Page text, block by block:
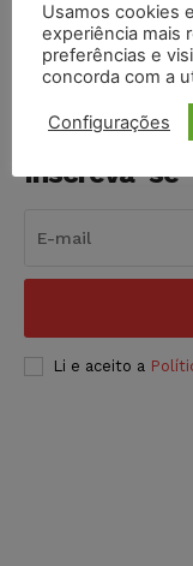
Inscreva-se
Li e aceito a
Usamos cookies
experiência mais
preferências e
concorda com a
Configurações